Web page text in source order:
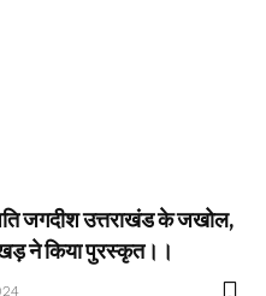
जगदीश उत्तराखंड के जखोल,
ने किया पुरस्कृत।।